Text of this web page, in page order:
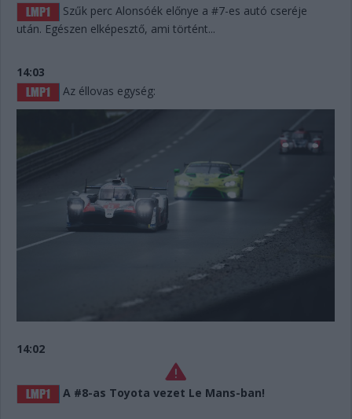
Szűk perc Alonsóék előnye a #7-es autó cseréje
után. Egészen elképesztő, ami történt...
14:03
Az éllovas egység:
14:02
A #8-as Toyota vezet Le Mans-ban!